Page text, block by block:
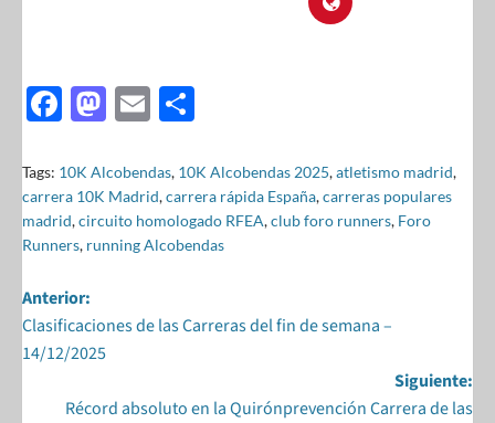
F
e
b
o
o
k
M
to
d
o
E
ail ar
e
Tags: 10K Alcobendas, 10K Alcobendas 2025,atletismo madrid,
carrera 10K Madrid,carrera rápida España,carreras populares
madrid,circuito homologado RFEA,club foro runners, Foro
Runners, running Alcobendas
Anterior:
Clasificaciones de las Carreras del fin de semana –
14/12/2025
Siguiente:
Récord absoluto en la Quirónprevención Carrera de las